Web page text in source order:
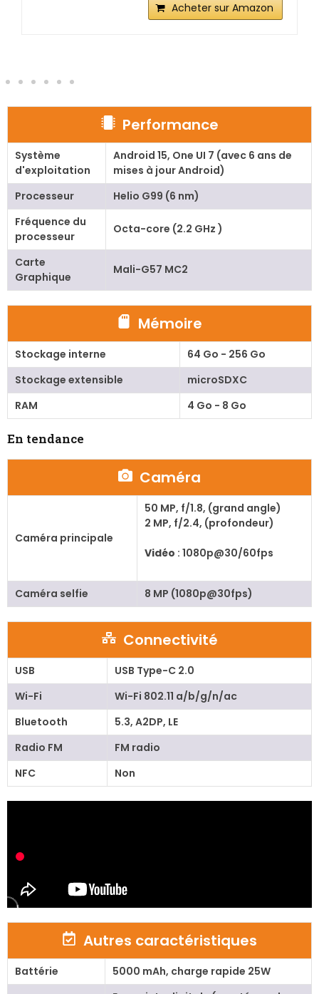
Acheter sur Amazon
Performance
Système
d'exploitation
Android 15, One UI 7 (avec 6 ans de
mises à jour Android)
Processeur
Helio G99 (6 nm)
Fréquence du
processeur
Octa-core (2.2 GHz )
Carte
Graphique
Mali-G57 MC2
Mémoire
Stockage interne
64 Go - 256 Go
Stockage extensible
microSDXC
RAM
4 Go - 8 Go
En tendance
Caméra
Caméra principale
50 MP, f/1.8, (grand angle)
2 MP, f/2.4, (profondeur)
Vidéo : 1080p@30/60fps
Caméra selfie 8 MP (1080p@30fps)
Connectivité
USB
USB Type-C 2.0
Wi-Fi
Wi-Fi 802.11 a/b/g/n/ac
Bluetooth
5.3, A2DP, LE
Radio FM
FM radio
NFC
Non
Autres caractéristiques
Battérie
5000 mAh, charge rapide 25W